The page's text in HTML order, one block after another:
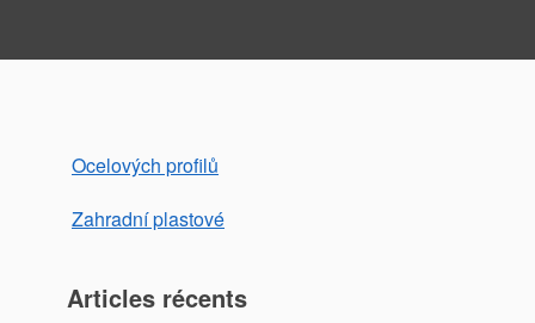
Ocelových profilů
Zahradní plastové
Articles récents